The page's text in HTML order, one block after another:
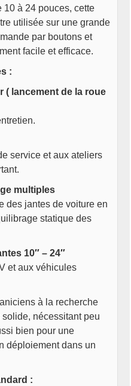
10 à 24 pouces, cette
utilisée sur une grande
par boutons et
facile et efficace.
:
( lancement de la roue
service et aux ateliers
multiples
des jantes de voiture en
statique des
10″ – 24″
et aux véhicules
à la recherche
nécessitant peu
bien pour une
déploiement dans un
: